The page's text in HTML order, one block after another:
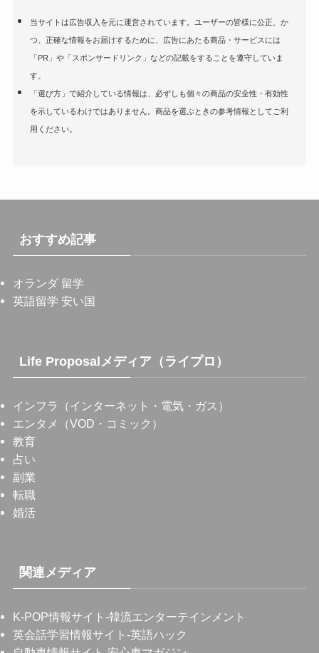
当サイトは広告収入を元に運営されています。ユーザーの皆様に公正、か
つ、正確な情報をお届けするために、広告にあたる商品・サービスには
「PR」や「スポンサードリンク」などの記載をすることを遵守していま
す。
「選び方」で紹介している情報は、必ずしも個々の商品の安全性・有効性
を示しているわけではありません。商品を選ぶときの参考情報としてご利
用ください。
おすすめ記事
オランダ 留学
英語留学 安い国
Life Proposalメディア（ライプロ）
インフラ（インターネット・電気・ガス）
エンタメ（VOD・コミック）
教育
占い
副業
転職
婚活
関連メディア
K-POP情報サイト -韓流エンターテインメント
英会話学習情報サイト -英語ハック